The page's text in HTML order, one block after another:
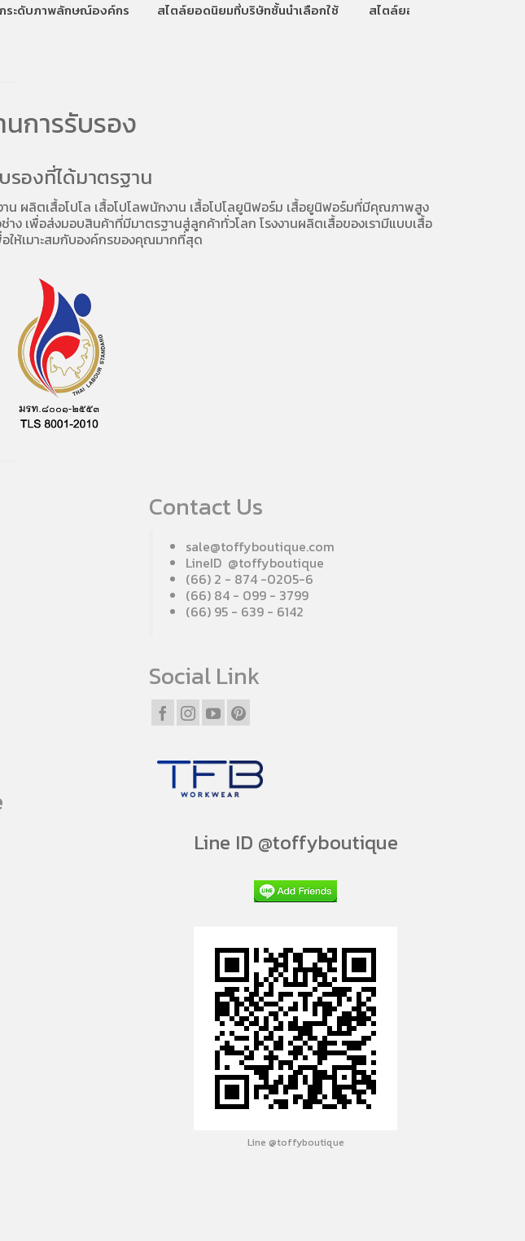
ระดับภาพลักษณ์องค์กร
สไตล์ยอดนิยมที่บริษัทชั้นนำเลือกใช้
สไตล์ยอดนิยมที่บริษัทชั้นนำเ
การรับรอง
รองที่ได้มาตรฐาน
น ผลิตเสื้อโปโล เสื้อโปโลพนักงาน เสื้อโปโลยูนิฟอร์ม เสื้อยูนิฟอร์มที่มีคุณภาพสูง
เพื่อส่งมอบสินค้าที่มีมาตรฐานสู่ลูกค้าทั่วโลก โรงงานผลิตเสื้อของเรามีแบบเสื้อ
ให้เมาะสมกับองค์กรของคุณมากที่สุด
Contact Us
sale@toffyboutique.com
LineID @toffyboutique
(66) 2 - 874 -0205-6
(66) 84 - 099 - 3799
(66) 95 - 639 - 6142
Social Link
Line ID @toffyboutique
Line @toffyboutique